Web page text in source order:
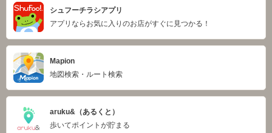
シュフーチラシアプリ
アプリならお気に入りのお店がすぐに見つかる！
Mapion
地図検索・ルート検索
aruku&（あるくと）
歩いてポイントが貯まる